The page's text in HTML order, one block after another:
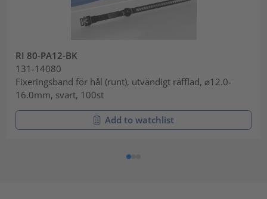
RI 80-PA12-BK
131-14080
Fixeringsband för hål (runt), utvändigt räfflad, ⌀12.0-
16.0mm, svart, 100st
Add to watchlist